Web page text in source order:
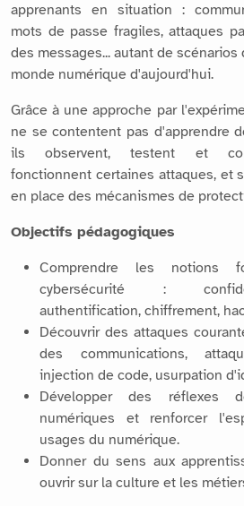
apprenants en situation :
mots de passe fragiles, attaques
des messages... autant de
monde numérique d'aujourd'hui.
Grâce à une approche par
ne se contentent pas d'apprendre
ils observent, testent et
fonctionnent certaines attaques, et
en place des mécanismes de
Objectifs pédagogiques
Comprendre les notions
cybersécurité :
authentification, chiffrement,
Découvrir des attaques
des communications,
injection de code, usurpation
Développer des réflexes
numériques et renforcer
usages du numérique.
Donner du sens aux
ouvrir sur la culture et les